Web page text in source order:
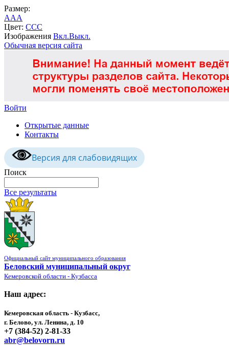
Размер:
AAA
Цвет: CCC
Изображения Вкл.Выкл.
Обычная версия сайта
Войти
Открытые данные
Контакты
Версия для слабовидящих
Поиск
Все результаты
Официальный сайт муниципального образования
Беловский муниципальный округ
Кемеровской области - Кузбасса
Наш адрес:
Кемеровская область - Кузбасс,
г. Белово, ул. Ленина, д. 10
+7 (384-52) 2-81-33
abr@belovorn.ru